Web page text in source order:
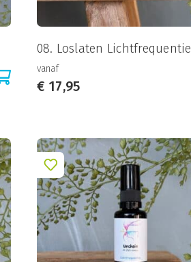
08. Loslaten Lichtfrequentie
vanaf
€ 17,95